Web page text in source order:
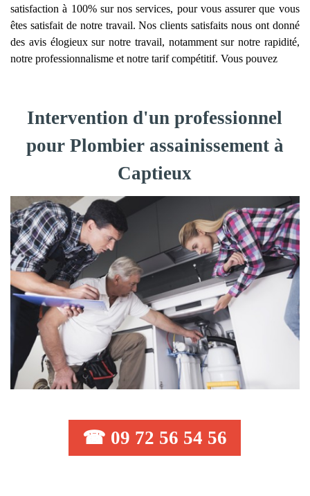
satisfaction à 100% sur nos services, pour vous assurer que vous
êtes satisfait de notre travail. Nos clients satisfaits nous ont donné
des avis élogieux sur notre travail, notamment sur notre rapidité,
notre professionnalisme et notre tarif compétitif. Vous pouvez
Intervention d'un professionnel
pour Plombier assainissement à
Captieux
☎ 09 72 56 54 56